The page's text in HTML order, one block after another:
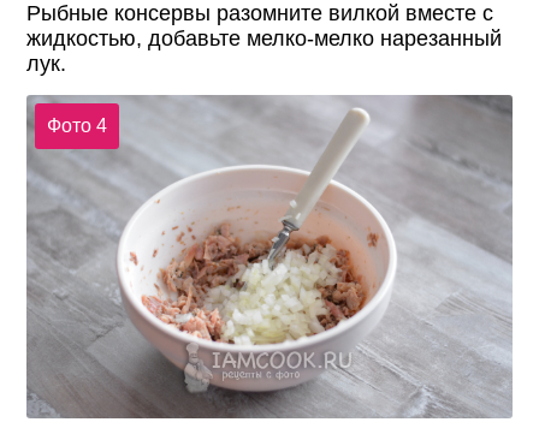
Рыбные консервы разомните вилкой вместе с
жидкостью, добавьте мелко-мелко нарезанный
лук.
Фото 4